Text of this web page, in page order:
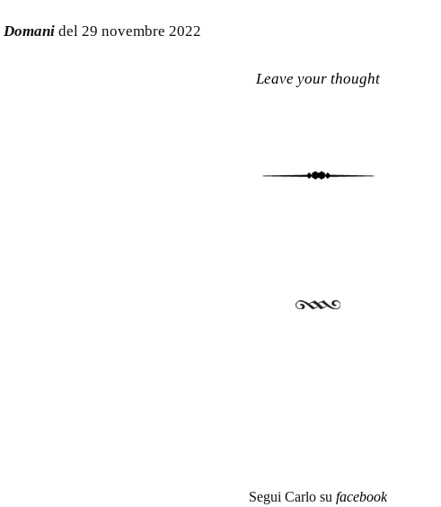
Domani del 29 novembre 2022
Leave your thought
Segui Carlo su facebook